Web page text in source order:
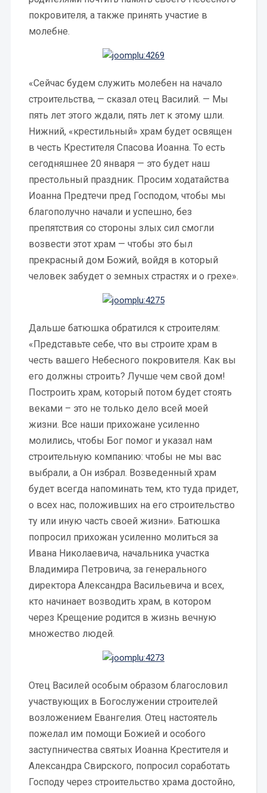
покровителя, а также принять участие в
молебне.
«Сейчас будем служить молебен на начало
строительства, — сказал отец Василий. — Мы
пять лет этого ждали, пять лет к этому шли.
Нижний, «крестильный» храм будет освящен
в честь Крестителя Спасова Иоанна. То есть
сегодняшнее 20 января — это будет наш
престольный праздник. Просим ходатайства
Иоанна Предтечи пред Господом, чтобы мы
благополучно начали и успешно, без
препятствия со стороны злых сил смогли
возвести этот храм — чтобы это был
прекрасный дом Божий, войдя в который
человек забудет о земных страстях и о грехе».
Дальше батюшка обратился к строителям:
«Представьте себе, что вы строите храм в
честь вашего Небесного покровителя. Как вы
его должны строить? Лучше чем свой дом!
Построить храм, который потом будет стоять
веками – это не только дело всей моей
жизни. Все наши прихожане усиленно
молились, чтобы Бог помог и указал нам
строительную компанию: чтобы не мы вас
выбрали, а Он избрал. Возведенный храм
будет всегда напоминать тем, кто туда придет,
о всех нас, положивших на его строительство
ту или иную часть своей жизни». Батюшка
попросил прихожан усиленно молиться за
Ивана Николаевича, начальника участка
Владимира Петровича, за генерального
директора Александра Васильевича и всех,
кто начинает возводить храм, в котором
через Крещение родится в жизнь вечную
множество людей.
Отец Василей особым образом благословил
участвующих в Богослужении строителей
возложением Евангелия. Отец настоятель
пожелал им помощи Божией и особого
заступничества святых Иоанна Крестителя и
Александра Свирского, попросил соработать
Господу через строительство храма достойно,